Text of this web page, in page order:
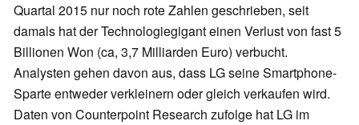
Quartal 2015 nur noch rote Zahlen geschrieben, seit
damals hat der Technologiegigant einen Verlust von fast 5
Billionen Won (ca, 3,7 Milliarden Euro) verbucht.
Analysten gehen davon aus, dass LG seine Smartphone-
Sparte entweder verkleinern oder gleich verkaufen wird.
Daten von Counterpoint Research zufolge hat LG im